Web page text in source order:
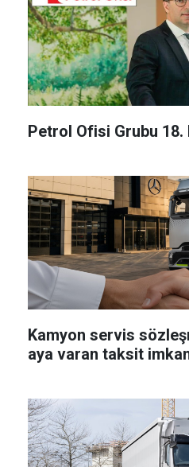
Petrol Ofisi Grubu
Kamyon servis
aya varan taksit